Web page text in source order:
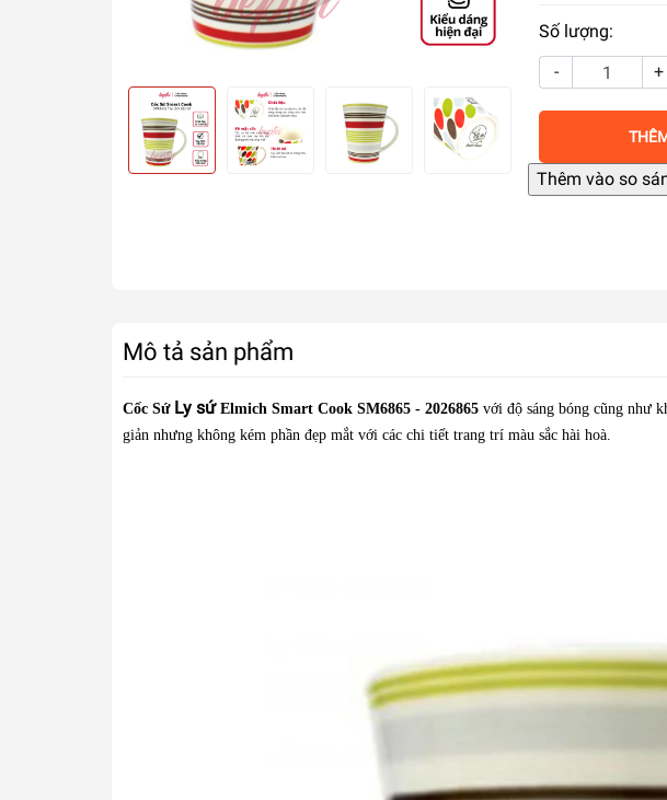
Số lượng:
-
+
Mô tả sản phẩm
Cốc Sứ Ly sứElmich Smart Cook SM6865 - 2026865 với độ sáng bóng cũng như
giản nhưng không kém phần đẹp mắt với các chi tiết trang trí màu sắc hài hoà.